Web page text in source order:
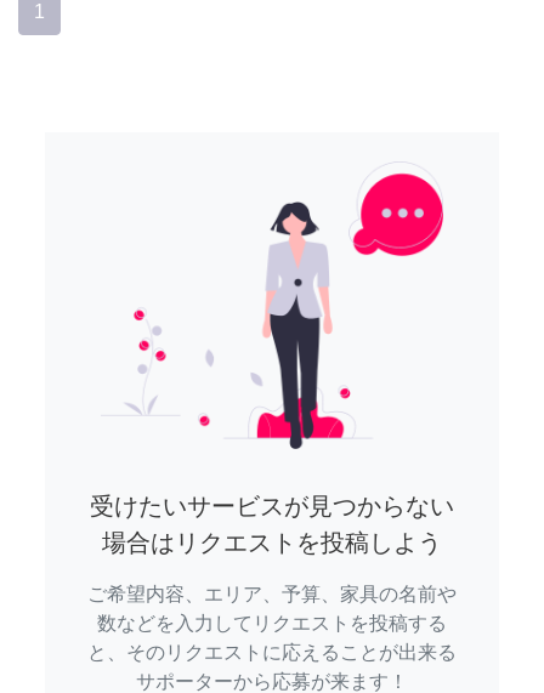
1
受けたいサービスが見つからない
場合はリクエストを投稿しよう
ご希望内容、エリア、予算、家具の名前や
数などを入力してリクエストを投稿する
と、そのリクエストに応えることが出来る
サポーターから応募が来ます！